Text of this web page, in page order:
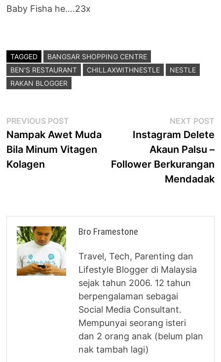
Baby Fisha he….23x
TAGGED
BANGSAR SHOPPING CENTRE
BEN'S RESTAURANT
CHILLAXWITHNESTLE
NESTLE
RAKAN BLOGGER
Post
navigation
PREVIOUS POST
post:
Nampak Awet Muda
Bila Minum Vitagen
Kolagen
NEXT POST
Instagram Delete
Akaun Palsu –
Follower Berkurangan
Mendadak
Bro Framestone
Travel, Tech, Parenting dan
Lifestyle Blogger di Malaysia
sejak tahun 2006. 12 tahun
berpengalaman sebagai
Social Media Consultant.
Mempunyai seorang isteri
dan 2 orang anak (belum plan
nak tambah lagi)